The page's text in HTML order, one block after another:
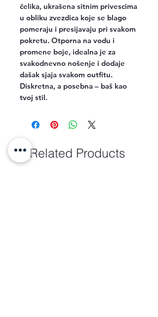
čelika, ukrašena sitnim privescima
u obliku zvezdica koje se blago
pomeraju i presijavaju pri svakom
pokretu. Otporna na vodu i
promene boje, idealna je za
svakodnevno nošenje i dodaje
dašak sjaja svakom outfitu.
Diskretna, a posebna – baš kao
tvoj stil.
Related Products